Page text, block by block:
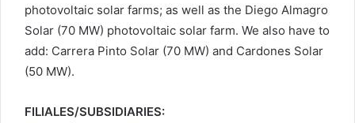
photovoltaic solar farms; as well as the Diego Almagro
Solar (70 MW) photovoltaic solar farm. We also have to
add: Carrera Pinto Solar (70 MW) and Cardones Solar
(50 MW).
FILIALES/SUBSIDIARIES: